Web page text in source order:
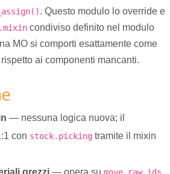
. Questo modulo lo override e
condiviso definito nel modulo
MO si comporti esattamente come
ai componenti mancanti.
— nessuna logica nuova; il
con stock.picking tramite il mixin
grezzi — opera su move_raw_ids